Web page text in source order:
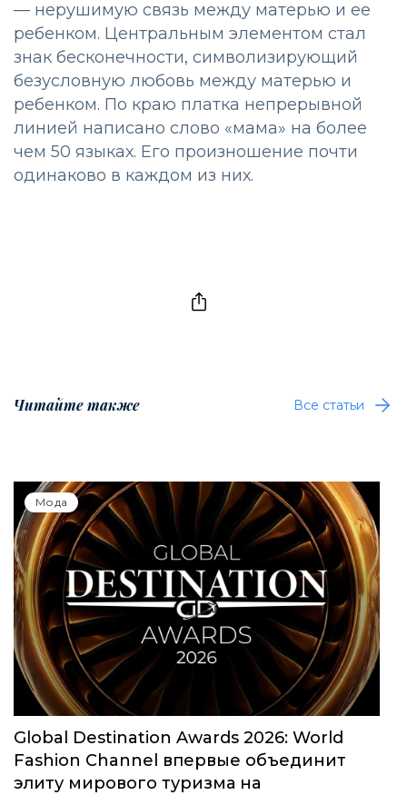
— нерушимую связь между матерью и ее
ребенком. Центральным элементом стал
знак бесконечности, символизирующий
безусловную любовь между матерью и
ребенком. По краю платка непрерывной
линией написано слово «мама» на более
чем 50 языках. Его произношение почти
одинаково в каждом из них.
Читайте также Все статьи